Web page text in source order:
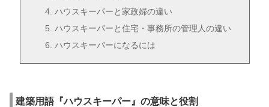
ハウスキーパーと家政婦の違い
ハウスキーパーと住宅・事務所の管理人の違い
ハウスキーパーになるには
建築用語『ハウスキーパー』の意味と役割